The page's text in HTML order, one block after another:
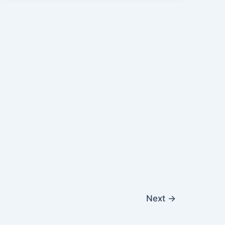
Next →